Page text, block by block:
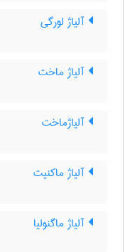
آلیاژ لورگی
آلیاژ ماخت
آلیاژماخت
آلیاژ ماکنیت
آلیاژ ماگنولیا